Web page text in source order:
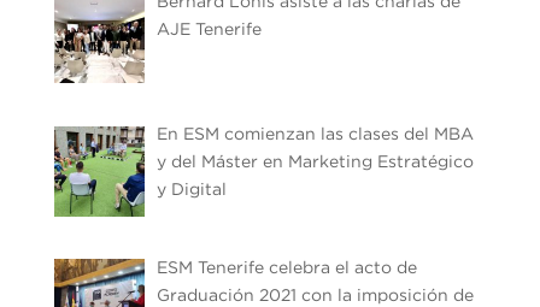
AJE Tenerife
En ESM comienzan las clases del MBA
y del Máster en Marketing Estratégico
y Digital
ESM Tenerife celebra el acto de
Graduación 2021 con la imposición de